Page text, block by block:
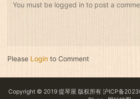
You must be logged in to post a
Please Login to Comment
Copyright © 2019 提琴屋 版权所有 沪ICP备